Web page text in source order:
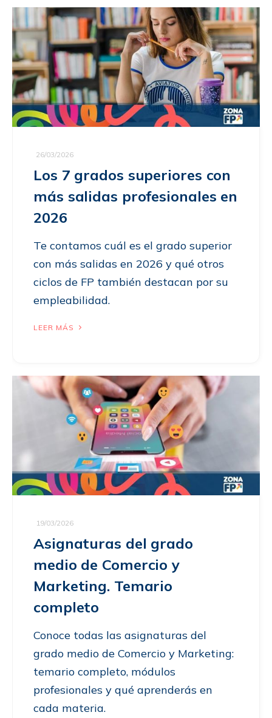
26/03/2026
Los 7 grados superiores con
más salidas profesionales en
2026
Te contamos cuál es el grado superior
con más salidas en 2026 y qué otros
ciclos de FP también destacan por su
empleabilidad.
LEER MÁS
19/03/2026
Asignaturas del grado
medio de Comercio y
Marketing. Temario
completo
Conoce todas las asignaturas del
grado medio de Comercio y Marketing:
temario completo, módulos
profesionales y qué aprenderás en
cada materia.